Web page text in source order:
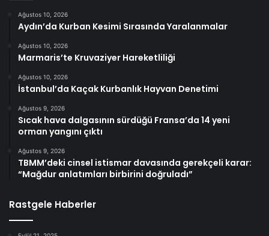
Ağustos 10, 2026
Aydın’da Kurban Kesimi Sırasında Yaralanmalar
Ağustos 10, 2026
Marmaris’te Kruvaziyer Hareketliliği
Ağustos 10, 2026
İstanbul’da Kaçak Kurbanlık Hayvan Denetimi
Ağustos 9, 2026
Sıcak hava dalgasının sürdüğü Fransa’da 14 yeni
orman yangını çıktı
Ağustos 9, 2026
TBMM’deki cinsel istismar davasında gerekçeli karar:
“Mağdur anlatımları birbirini doğruladı”
Rastgele Haberler